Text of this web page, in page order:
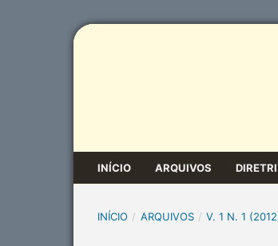
INÍCIO ARQUIVOS
INÍCIO / ARQUIVOS / V. 1 N. 1